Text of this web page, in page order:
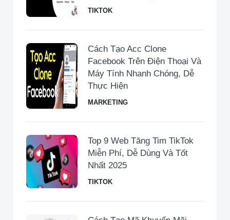
TIKTOK
Cách Tạo Acc Clone
Facebook Trên Điện Thoại Và
Máy Tính Nhanh Chóng, Dễ
Thực Hiện
MARKETING
Top 9 Web Tăng Tim TikTok
Miễn Phí, Dễ Dùng Và Tốt
Nhất 2025
TIKTOK